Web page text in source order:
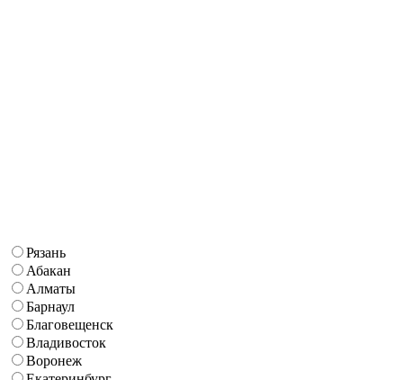
Рязань
Абакан
Алматы
Барнаул
Благовещенск
Владивосток
Воронеж